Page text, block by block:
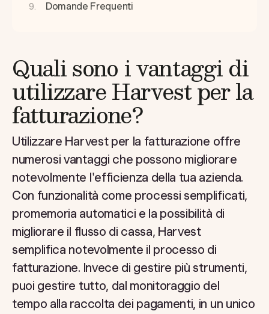
Domande Frequenti
Quali sono i vantaggi di
utilizzare Harvest per la
fatturazione?
Utilizzare Harvest per la fatturazione offre
numerosi vantaggi che possono migliorare
notevolmente l'efficienza della tua azienda.
Con funzionalità come processi semplificati,
promemoria automatici e la possibilità di
migliorare il flusso di cassa, Harvest
semplifica notevolmente il processo di
fatturazione. Invece di gestire più strumenti,
puoi gestire tutto, dal monitoraggio del
tempo alla raccolta dei pagamenti, in un unico